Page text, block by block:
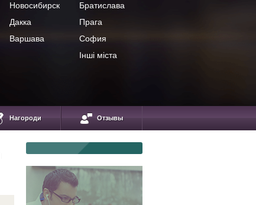
Новосибирск
Братислава
Дакка
Прага
Варшава
София
Інші міста
Нагороди Отзывы
Тусвендран Пиллай
Основатель академии
TECHTRADERS FX